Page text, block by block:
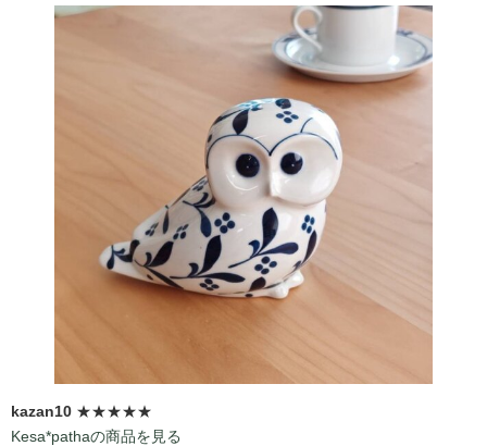
kazan10 ★★★★★
Kesa*pathaの商品を見る